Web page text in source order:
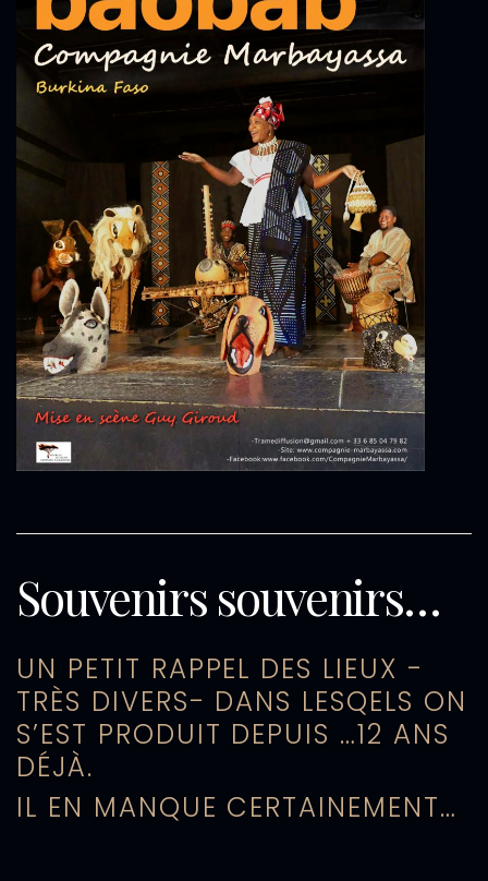
Souvenirs souvenirs…
UN PETIT RAPPEL DES LIEUX -
TRÈS DIVERS- DANS LESQELS ON
S’EST PRODUIT DEPUIS …12 ANS
DÉJÀ.
IL EN MANQUE CERTAINEMENT…